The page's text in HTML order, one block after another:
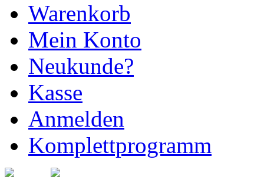
Warenkorb
Mein Konto
Neukunde?
Kasse
Anmelden
Komplettprogramm